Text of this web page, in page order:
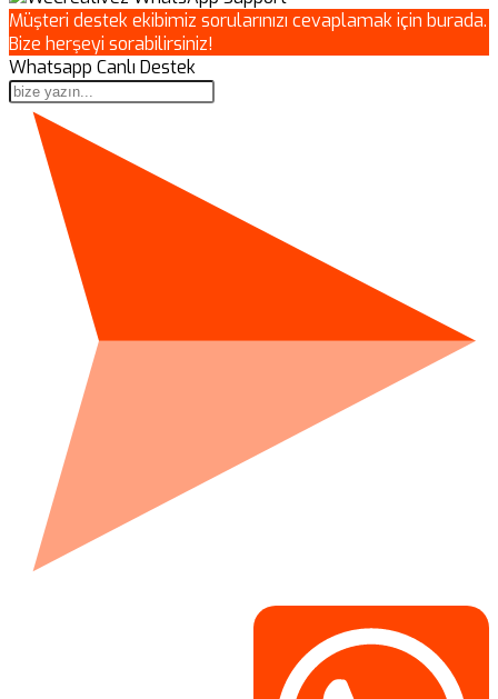
Müşteri destek ekibimiz sorularınızı cevaplamak için burada.
Bize herşeyi sorabilirsiniz!
Whatsapp Canlı Destek